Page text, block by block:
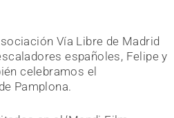
Vía Libre de Madrid
españoles, Felipe y
celebramos el
Pamplona.